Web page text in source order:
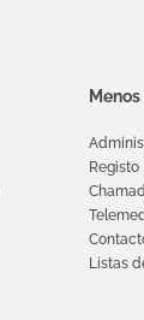
Registo
Listas